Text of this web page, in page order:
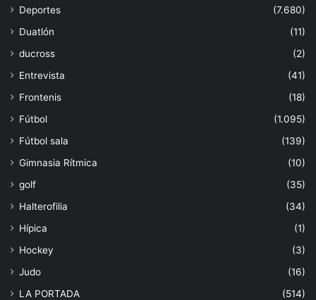
Deportes
(7.680)
Duatlón
(11)
ducross
(2)
Entrevista
(41)
Frontenis
(18)
Fútbol
(1.095)
Fútbol sala
(139)
Gimnasia Rítmica
(10)
golf
(35)
Halterofilia
(34)
Hípica
(1)
Hockey
(3)
Judo
(16)
LA PORTADA
(514)